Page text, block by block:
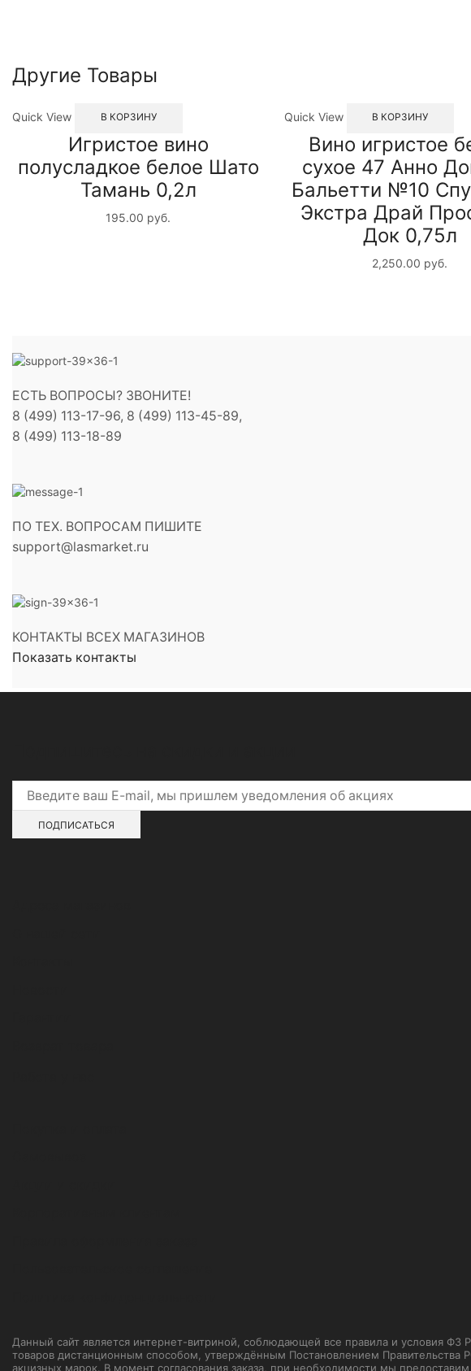
Другие Товары
Quick View В КОРЗИНУ
Игристое вино
полусладкое белое Шато
Тамань 0,2л
195.00 руб.
Quick View В КОРЗИНУ
Вино игристое
сухое 47 Анно
Бальетти №10
Экстра Драй
Док 0,75л
2,250.00 руб.
ЕСТЬ ВОПРОСЫ? ЗВОНИТЕ!
8 (499) 113-17-96, 8 (499) 113-45-89,
8 (499) 113-18-89
ПО ТЕХ. ВОПРОСАМ ПИШИТЕ
support@lasmarket.ru
КОНТАКТЫ ВСЕХ МАГАЗИНОВ
Показать контакты
Данный сайт является интернет-витриной, соблюдающей все правила и условия ФЗ
товаров дистанционным способом, утверждённым Постановлением Правительства
акцизных марок. В момент согласования заказа, при необходимости мы